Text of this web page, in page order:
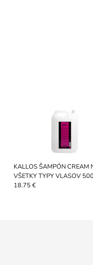
KALLOS ŠAMPÓN CREAM
VŠETKY TYPY VLASOV
18.75 €